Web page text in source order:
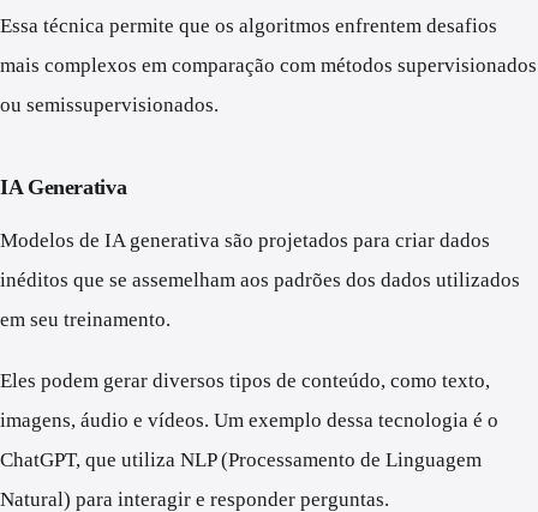
Essa técnica permite que os algoritmos enfrentem desafios
mais complexos em comparação com métodos supervisionados
ou semissupervisionados.
IA Generativa
Modelos de IA generativa são projetados para criar dados
inéditos que se assemelham aos padrões dos dados utilizados
em seu treinamento.
Eles podem gerar diversos tipos de conteúdo, como texto,
imagens, áudio e vídeos. Um exemplo dessa tecnologia é o
ChatGPT, que utiliza NLP (Processamento de Linguagem
Natural) para interagir e responder perguntas.